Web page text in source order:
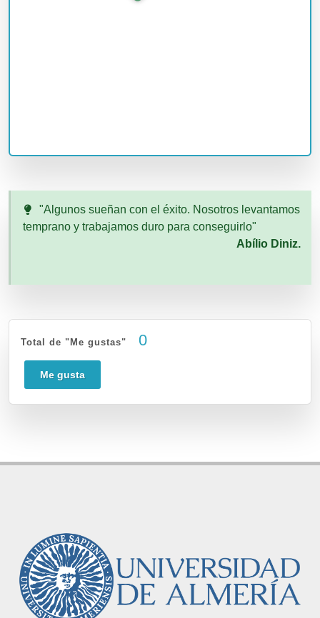
"Algunos sueñan con el éxito. Nosotros levantamos
temprano y trabajamos duro para conseguirlo"
Abílio Diniz.
Total de "Me gustas" 0
Me gusta